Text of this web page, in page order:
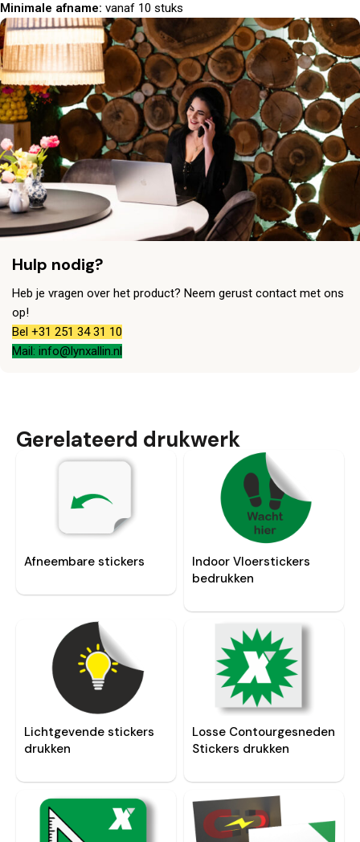
Minimale afname: vanaf 10 stuks
Hulp nodig?
Heb je vragen over het product? Neem gerust contact met ons
op!
Bel +31 251 34 31 10
Mail: info@lynxallin.nl
Gerelateerd drukwerk
Afneembare stickers
Indoor Vloerstickers
bedrukken
Lichtgevende stickers
drukken
Losse Contourgesneden
Stickers drukken